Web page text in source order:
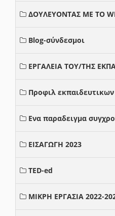
ΔΟΥΛΕΥΟΝΤΑΣ ΜΕ ΤΟ
Blog-σύνδεσμοι
ΕΡΓΑΛΕΙΑ ΤΟΥ/ΤΗΣ
Προφιλ εκπαιδευτικων
Ενα παραδειγμα
ΕΙΣΑΓΩΓΗ 2023
TED-ed
ΜΙΚΡΗ ΕΡΓΑΣΙΑ 2022-